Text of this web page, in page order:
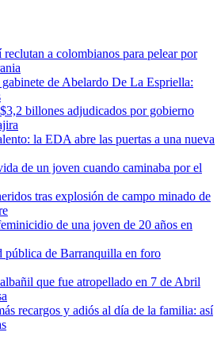
a colombianos para pelear por
de Abelardo De La Espriella:
billones adjudicados por gobierno
la EDA abre las puertas a una nueva
de un joven cuando caminaba por el
tras explosión de campo minado de
de una joven de 20 años en
pública de Barranquilla en foro
que fue atropellado en 7 de Abril
recargos y adiós al día de la familia: así